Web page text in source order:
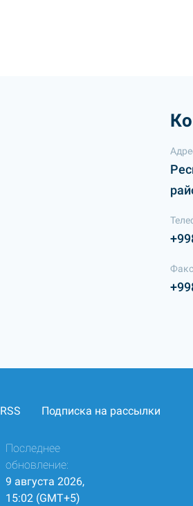
RSS Подписка на рассылки
Последнее
обновление:
9 августа 2026,
15:02 (GMT+5)